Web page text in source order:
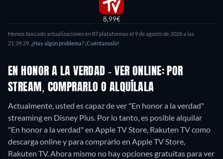
8,99€
Hemos buscado actualizaciones en87plataformas el 9 de agosto de 2026a las
21:39:29 ¿Hay algún problema? ¡Cuéntanoslo!
EN HONOR A LA VERDAD - VER ONLINE: POR
STREAM, COMPRARLO O ALQUÍLALA
Actualmente, usted es capaz de ver "En honor a la verdad"
streaming en Disney Plus. Por lo tanto, es posible alquilar
"En honor a la verdad" en Apple TV Store, Rakuten TV como
descarga online y para comprarlo en Apple TV Store,
Rakuten TV.Ahora mismo no hay opciones gratuitas para ver